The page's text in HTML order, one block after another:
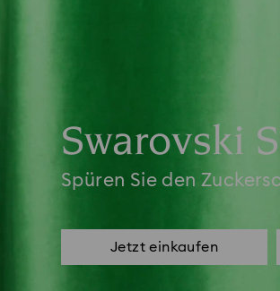
Swarovski
Spüren Sie den
Jetzt einkaufen